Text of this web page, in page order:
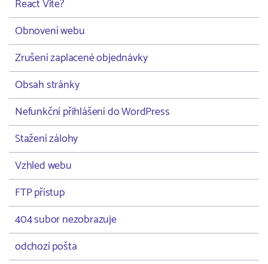
React Vite?
Obnovení webu
Zrušení zaplacené objednávky
Obsah stránky
Nefunkční přihlášení do WordPress
Stažení zálohy
Vzhled webu
FTP přístup
404 subor nezobrazuje
odchozí pošta